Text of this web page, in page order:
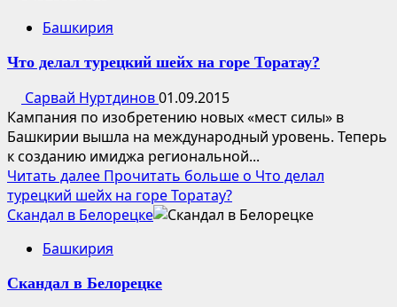
Башкирия
Что делал турецкий шейх на горе Торатау?
Сарвай Нуртдинов01.09.2015
Кампания по изобретению новых «мест силы» в
Башкирии вышла на международный уровень. Теперь
к созданию имиджа региональной...
Читать далее Прочитать больше о Что делал
турецкий шейх на горе Торатау?
Скандал в Белорецке
Башкирия
Скандал в Белорецке